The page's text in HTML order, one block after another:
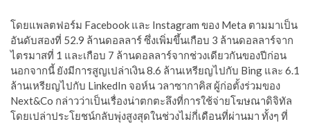
โดยแพลตฟอร์ม Facebook และ Instagram ของ Meta ตามมาเป็น
อันดับสองที่ 52.9 ล้านดอลลาร์ ซึ่งเพิ่มขึ้นเกือบ 3 ล้านดอลลาร์จาก
ไตรมาสที่ 1 และเกือบ 7 ล้านดอลลาร์จากช่วงเดียวกันของปีก่อน
นอกจากนี้ ยังมีการสูญเปล่าเงิน 8.6 ล้านเหรียญไปกับ Bing และ 6.1
ล้านเหรียญไปกับ LinkedIn จอห์น วลาซากาคิส ผู้ก่อตั้งร่วมของ
Next&Co กล่าวว่าเป็นเรื่องน่าตกตะลึงที่การใช้จ่ายโฆษณาดิจิทัล
โดยเปล่าประโยชน์กลับพุ่งสูงสุดในช่วงไม่กี่เดือนที่ผ่านมา ทั้งๆ ที่